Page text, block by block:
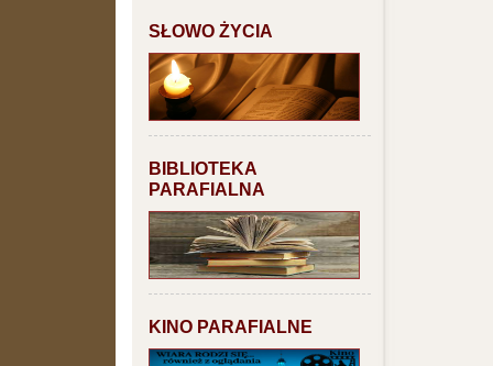
SŁOWO ŻYCIA
BIBLIOTEKA
PARAFIALNA
KINO PARAFIALNE